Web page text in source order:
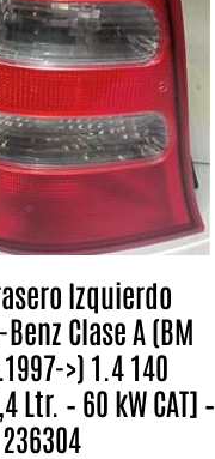
Izquierdo
Clase A (BM
>) 1.4 140
Ltr. – 60 kW CAT] –
236304